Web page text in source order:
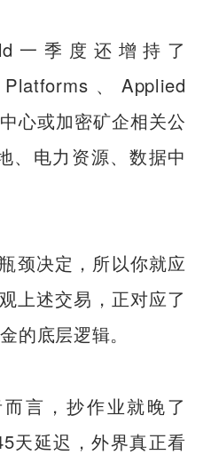
一季度还增持了
、Applied
心或加密矿企相关公
、电力资源、数据中
颈决定，所以你就应
上述交易，正对应了
的底层逻辑。
言，抄作业就晚了
天延迟，外界真正看